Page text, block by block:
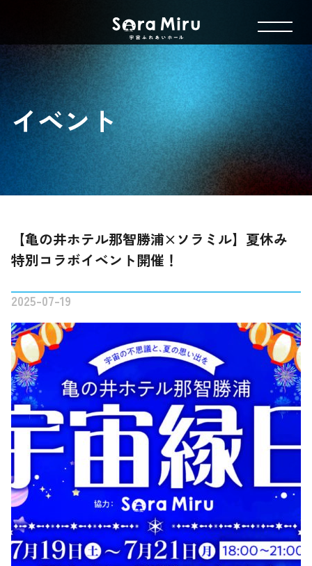
イベント
【亀の井ホテル那智勝浦×ソラミル】夏休み
特別コラボイベント開催！
2025-07-19